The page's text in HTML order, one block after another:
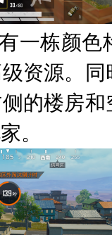
一栋颜
资源。
的楼房
。